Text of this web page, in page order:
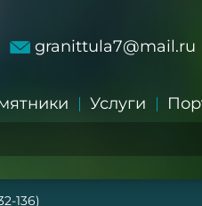
granittula7@mail.ru
Услуги
136)